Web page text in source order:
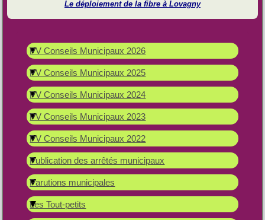
Le déploiement de la fibre à Lovagny
PV Conseils Municipaux 2026
PV Conseils Municipaux 2025
PV Conseils Municipaux 2024
PV Conseils Municipaux 2023
PV Conseils Municipaux 2022
Publication des arrêtés municipaux
Parutions municipales
Les Tout-petits